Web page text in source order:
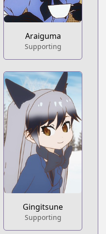
Araiguma
Supporting
Gingitsune
Supporting